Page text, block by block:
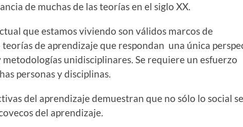
de muchas de las teorías en el siglo XX.
que estamos viviendo son válidos marcos de
de aprendizaje que respondan una única
metodologías unidisciplinares. Se requiere un esfuerzo
personas y disciplinas.
del aprendizaje demuestran que no sólo lo social se
del aprendizaje.